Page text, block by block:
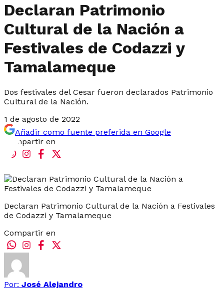
Declaran Patrimonio
Cultural de la Nación a
Festivales de Codazzi y
Tamalameque
Dos festivales del Cesar fueron declarados Patrimonio
Cultural de la Nación.
1 de agosto de 2022
Añadir como fuente preferida en Google
Compartir en
Declaran Patrimonio Cultural de la Nación a Festivales
de Codazzi y Tamalameque
Compartir en
Por: José Alejandro